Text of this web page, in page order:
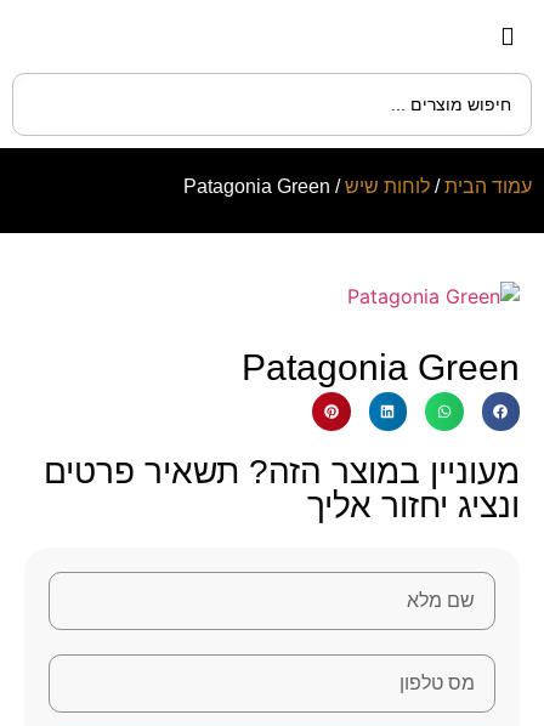
עמוד הבית/ לוחות שיש/ Patagonia Green
Patagonia Green
מעוניין במוצר הזה? תשאיר פרטים
ונציג יחזור אליך